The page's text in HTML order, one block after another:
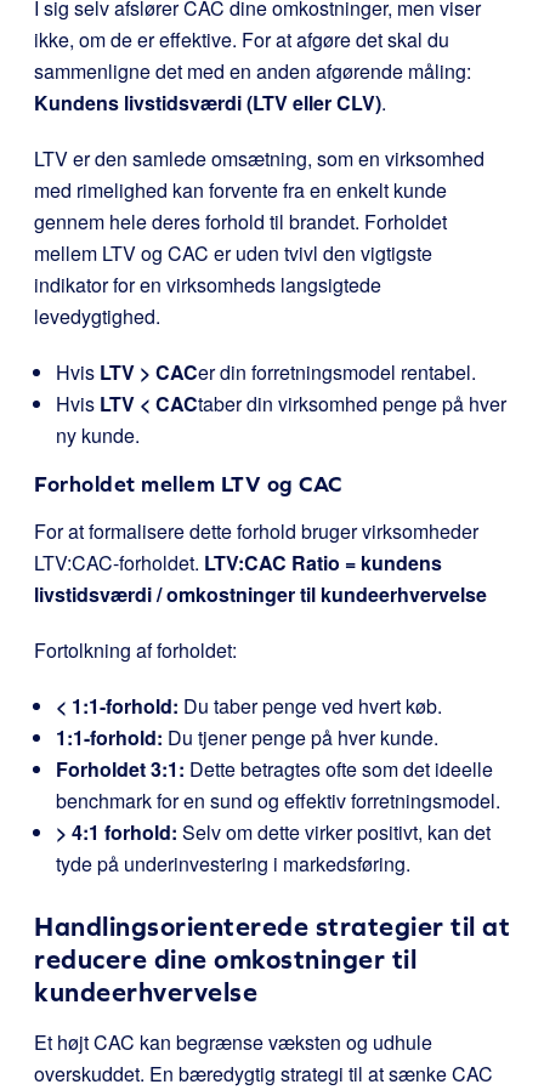
I sig selv afslører CAC dine omkostninger, men viser
ikke, om de er effektive. For at afgøre det skal du
sammenligne det med en anden afgørende måling:
Kundens livstidsværdi (LTV eller CLV).
LTV er den samlede omsætning, som en virksomhed
med rimelighed kan forvente fra en enkelt kunde
gennem hele deres forhold til brandet. Forholdet
mellem LTV og CAC er uden tvivl den vigtigste
indikator for en virksomheds langsigtede
levedygtighed.
Hvis LTV > CACer din forretningsmodel rentabel.
Hvis LTV < CACtaber din virksomhed penge på hver
ny kunde.
Forholdet mellem LTV og CAC
For at formalisere dette forhold bruger virksomheder
LTV:CAC-forholdet. LTV:CAC Ratio = kundens
livstidsværdi / omkostninger til kundeerhvervelse
Fortolkning af forholdet:
< 1:1-forhold: Du taber penge ved hvert køb.
1:1-forhold: Du tjener penge på hver kunde.
Forholdet 3:1: Dette betragtes ofte som det ideelle
benchmark for en sund og effektiv forretningsmodel.
> 4:1 forhold: Selv om dette virker positivt, kan det
tyde på underinvestering i markedsføring.
Handlingsorienterede strategier til at
reducere dine omkostninger til
kundeerhvervelse
Et højt CAC kan begrænse væksten og udhule
overskuddet. En bæredygtig strategi til at sænke CAC